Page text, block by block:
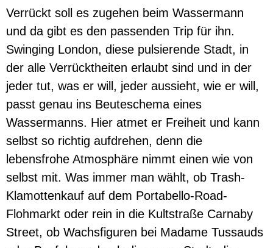
Verrückt soll es zugehen beim Wassermann
und da gibt es den passenden Trip für ihn.
Swinging London, diese pulsierende Stadt, in
der alle Verrücktheiten erlaubt sind und in der
jeder tut, was er will, jeder aussieht, wie er will,
passt genau ins Beuteschema eines
Wassermanns. Hier atmet er Freiheit und kann
selbst so richtig aufdrehen, denn die
lebensfrohe Atmosphäre nimmt einen wie von
selbst mit. Was immer man wählt, ob Trash-
Klamottenkauf auf dem Portabello-Road-
Flohmarkt oder rein in die Kultstraße Carnaby
Street, ob Wachsfiguren bei Madame Tussauds